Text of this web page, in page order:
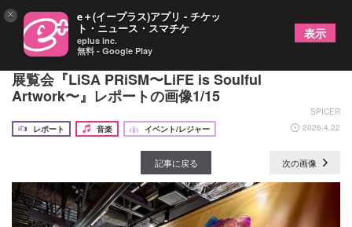
LiSAのきらめく15年の軌跡をたどる 初の大規模
展覧会『LiSA PRiSM〜LiFE is Soulful
Artwork〜』レポートの画像1/15
SPICER
レポート
音楽 イベント/レジャー 2026.4.22
記事に戻る 次の画像
× e＋(イープラス)アプリ - チケッ
ト・ニュース・スマチケ
eplus inc.
無料 - Google Play
表示